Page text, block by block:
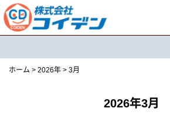
ブログ・新着情報
ホーム > 2026年 > 3月
2026年3月